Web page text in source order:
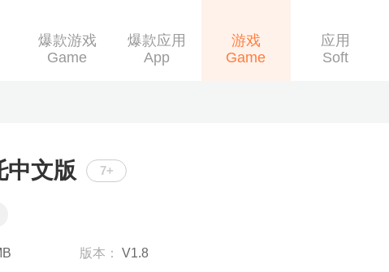
爆款游戏
Game
爆款应用
App
游戏
Game
应用
Soft
中文版 7+
版本： V1.8